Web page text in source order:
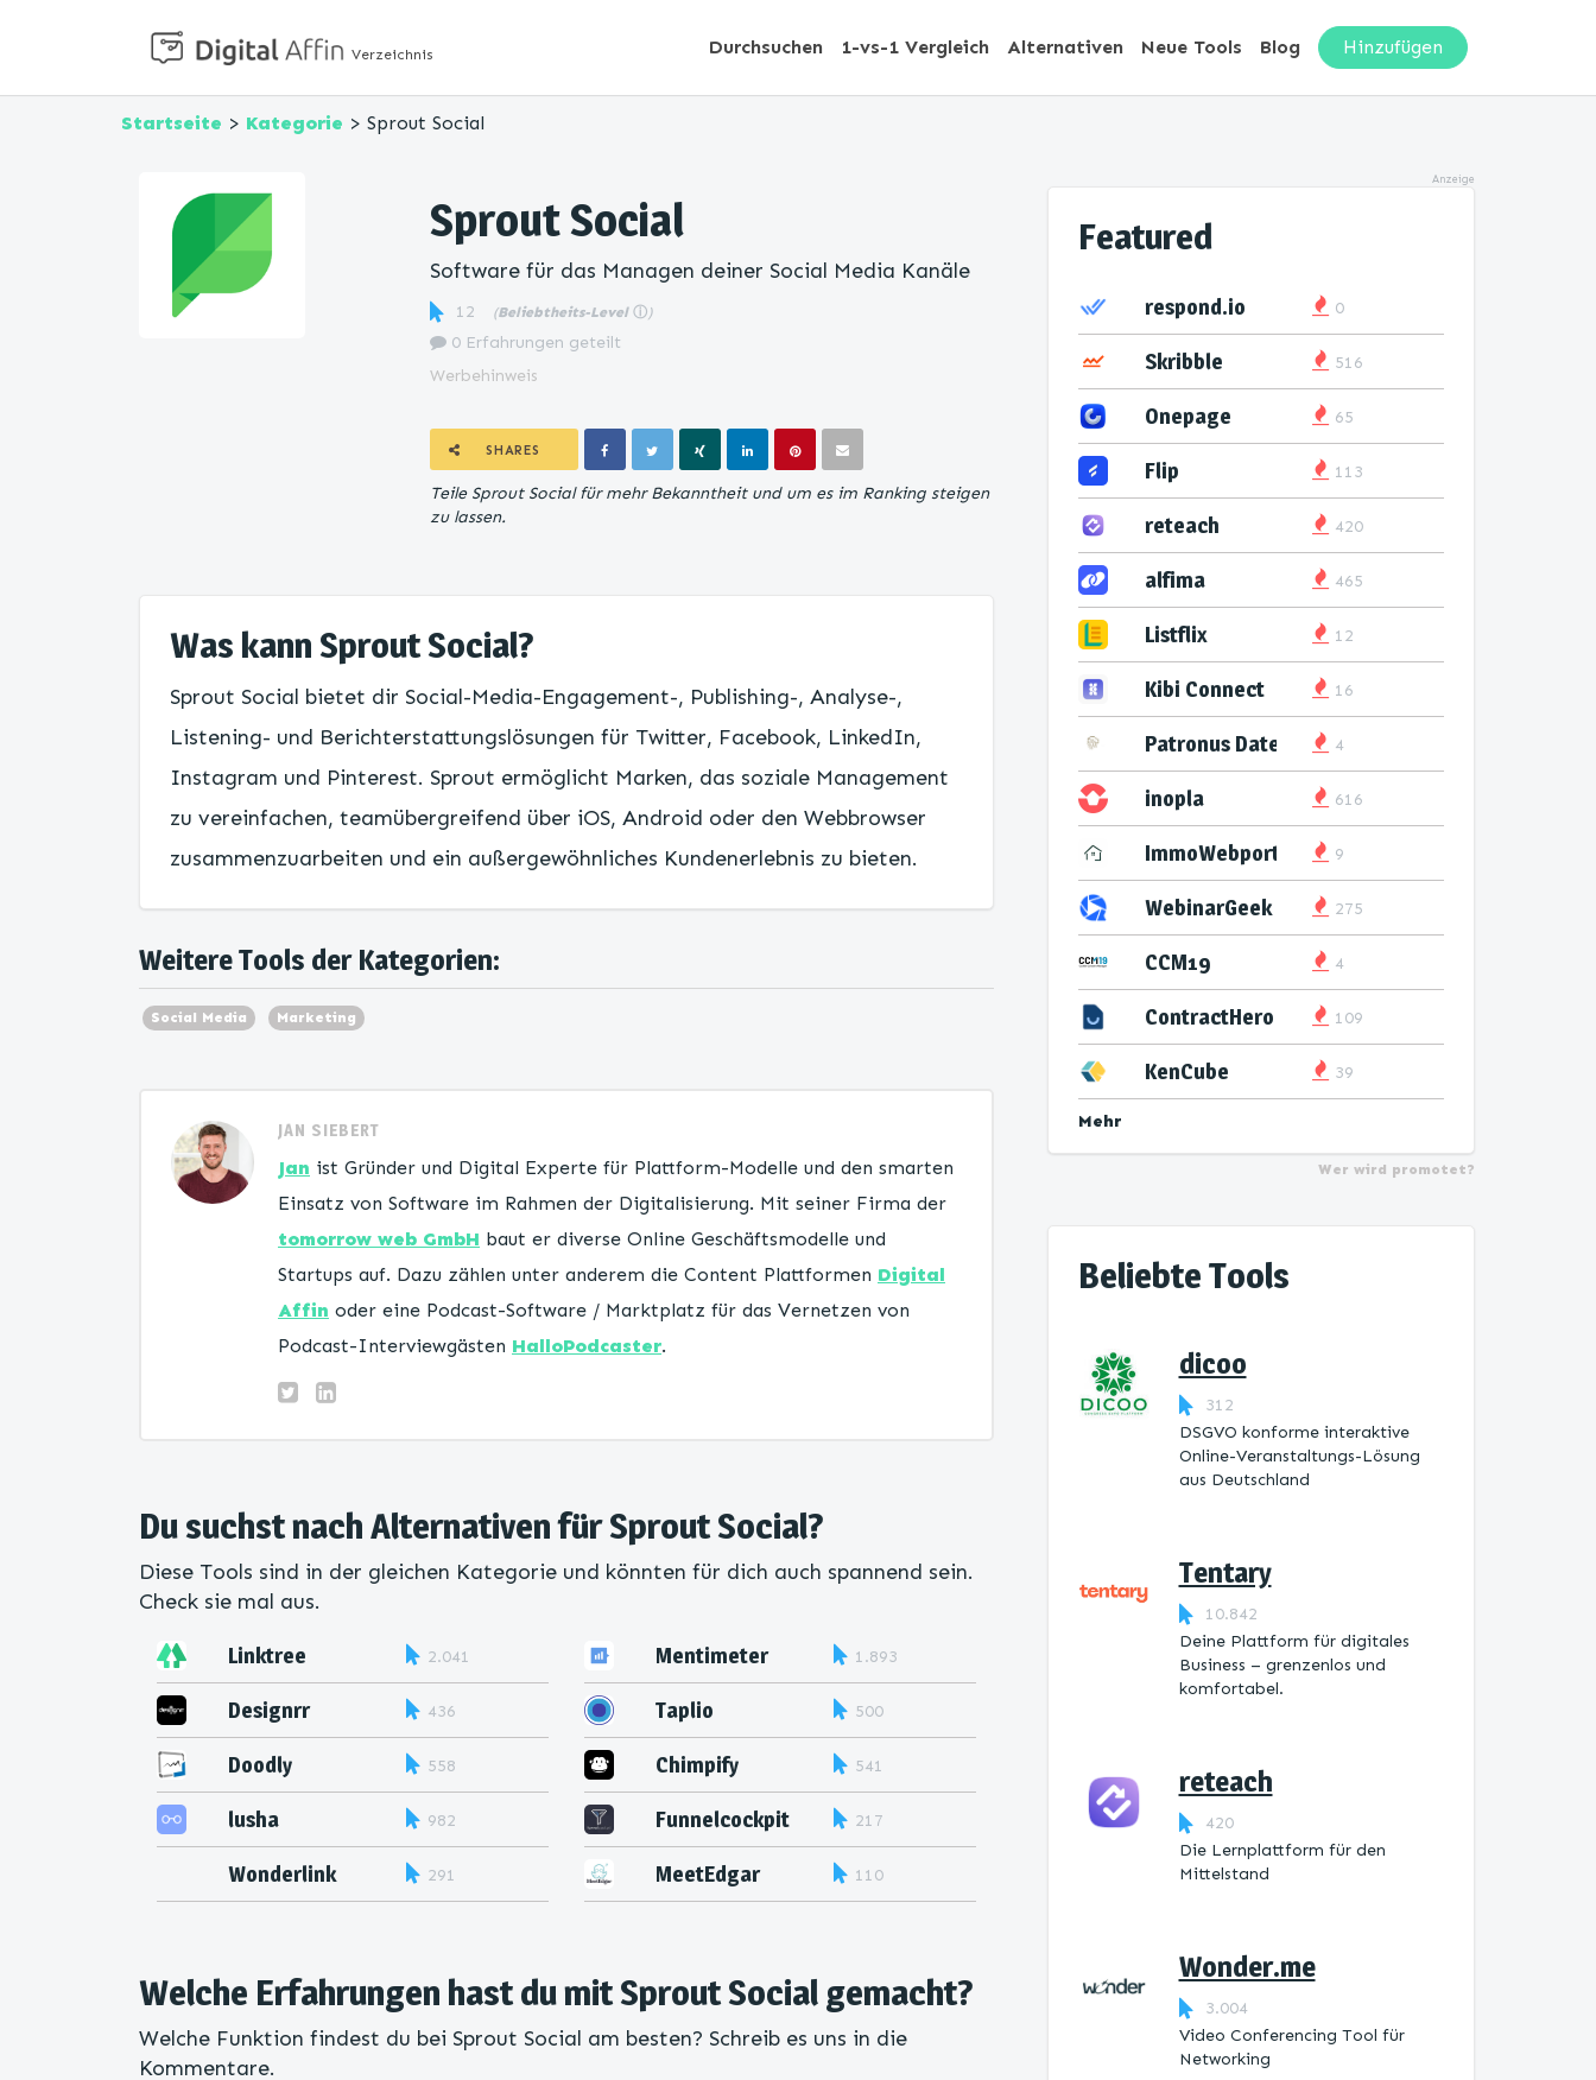
Verzeichnis Durchsuchen 1-vs-1 Vergleich Alternativen Neue Tools Blog Hinzufügen
Startseite > Kategorie > Sprout Social
Sprout Social
Software für das Managen deiner Social Media Kanäle
12 (Beliebtheits-Level ⓘ)
0 Erfahrungen geteilt
Werbehinweis
SHARES
Teile Sprout Social für mehr Bekanntheit und um es im Ranking steigen
zu lassen.
Was kann Sprout Social?
Sprout Social bietet dir Social-Media-Engagement-, Publishing-, Analyse-,
Listening- und Berichterstattungslösungen für Twitter, Facebook, LinkedIn,
Instagram und Pinterest. Sprout ermöglicht Marken, das soziale Management
zu vereinfachen, teamübergreifend über iOS, Android oder den Webbrowser
zusammenzuarbeiten und ein außergewöhnliches Kundenerlebnis zu bieten.
Weitere Tools der Kategorien:
Social Media Marketing
JAN SIEBERT
Jan ist Gründer und Digital Experte für Plattform-Modelle und den smarten
Einsatz von Software im Rahmen der Digitalisierung. Mit seiner Firma der
tomorrow web GmbH baut er diverse Online Geschäftsmodelle und
Startups auf. Dazu zählen unter anderem die Content Plattformen Digital
Affin oder eine Podcast-Software / Marktplatz für das Vernetzen von
Podcast-Interviewgästen HalloPodcaster.
Du suchst nach Alternativen für Sprout Social?
Diese Tools sind in der gleichen Kategorie und könnten für dich auch spannend sein.
Check sie mal aus.
Linktree 2.041
Designrr 436
Doodly 558
lusha 982
Wonderlink 291
Mentimeter 1.893
Taplio 500
Chimpify 541
Funnelcockpit 217
MeetEdgar 110
Welche Erfahrungen hast du mit Sprout Social gemacht?
Welche Funktion findest du bei Sprout Social am besten? Schreib es uns in die
Kommentare.
Anzeige
Featured
respond.io 0
Skribble 516
Onepage 65
Flip 113
reteach 420
alfima 465
Listflix 12
Kibi Connect 16
Patronus Datenservice
4
inopla 616
ImmoWebport 9
WebinarGeek 275
CCM19 4
ContractHero 109
KenCube 39
Mehr
Wer wird promotet?
Beliebte Tools
dicoo
312
DSGVO konforme interaktive
Online-Veranstaltungs-Lösung
aus Deutschland
Tentary
10.842
Deine Plattform für digitales
Business – grenzenlos und
komfortabel.
reteach
420
Die Lernplattform ​für den
Mittelstand
Wonder.me
3.004
Video Conferencing Tool für
Networking